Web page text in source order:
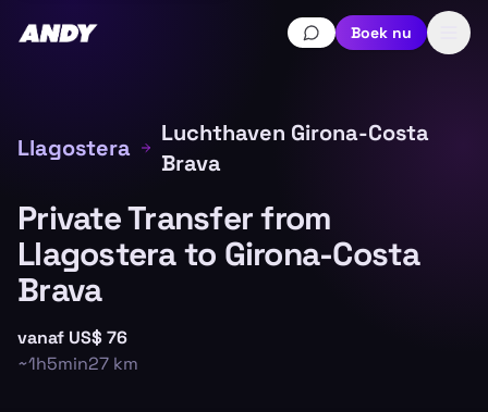
Boek nu
Llagostera
Luchthaven Girona-Costa
Brava
Private Transfer from
Llagostera to Girona-Costa
Brava
vanaf US$ 76
~1h5min27 km